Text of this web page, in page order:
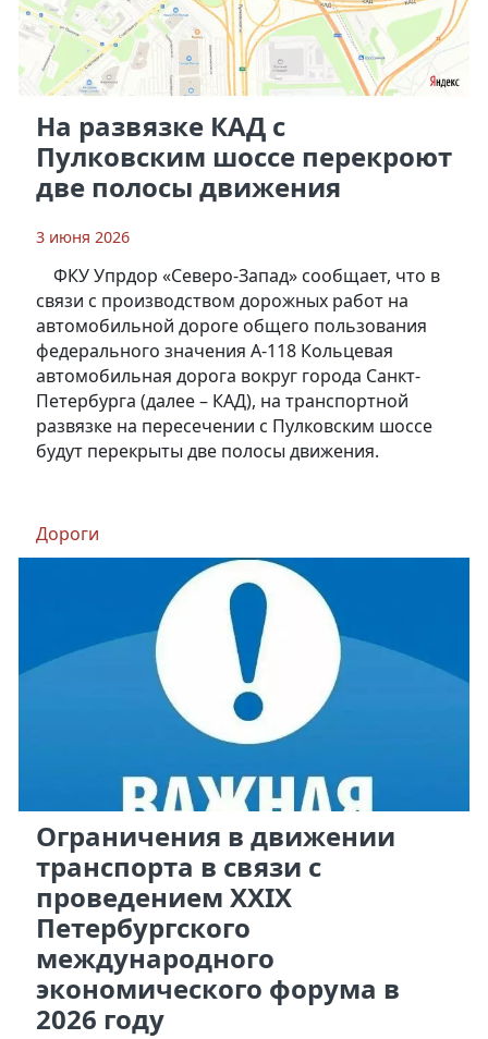
На развязке КАД с
Пулковским шоссе перекроют
две полосы движения
3 июня 2026
ФКУ Упрдор «Северо-Запад» сообщает, что в
связи с производством дорожных работ на
автомобильной дороге общего пользования
федерального значения А-118 Кольцевая
автомобильная дорога вокруг города Санкт-
Петербурга (далее – КАД), на транспортной
развязке на пересечении с Пулковским шоссе
будут перекрыты две полосы движения.
Дороги
Ограничения в движении
транспорта в связи с
проведением XXIX
Петербургского
международного
экономического форума в
2026 году